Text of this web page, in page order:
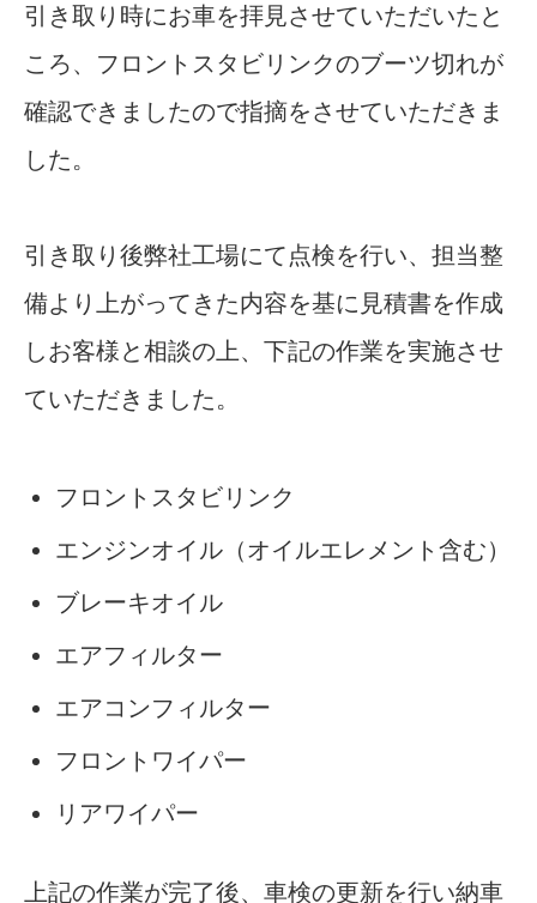
引き取り時にお車を拝見させていただいたと
ころ、フロントスタビリンクのブーツ切れが
確認できましたので指摘をさせていただきま
した。
引き取り後弊社工場にて点検を行い、担当整
備より上がってきた内容を基に見積書を作成
しお客様と相談の上、下記の作業を実施させ
ていただきました。
フロントスタビリンク
エンジンオイル（オイルエレメント含む）
ブレーキオイル
エアフィルター
エアコンフィルター
フロントワイパー
リアワイパー
上記の作業が完了後、車検の更新を行い納車